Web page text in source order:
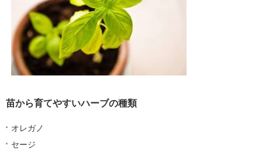
苗から育てやすいハーブの種類
オレガノ
セージ